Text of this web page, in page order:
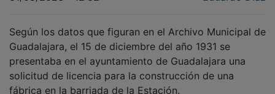
Guadalajara, el 15 de diciembre del año 1931 se
presentaba en el ayuntamiento de Guadalajara una
solicitud de licencia para la construcción de una
fábrica en la barriada de la Estación.